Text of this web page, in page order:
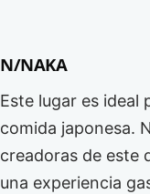
N/NAKA
Este lugar es ideal
comida japonesa.
creadoras de este
una experiencia